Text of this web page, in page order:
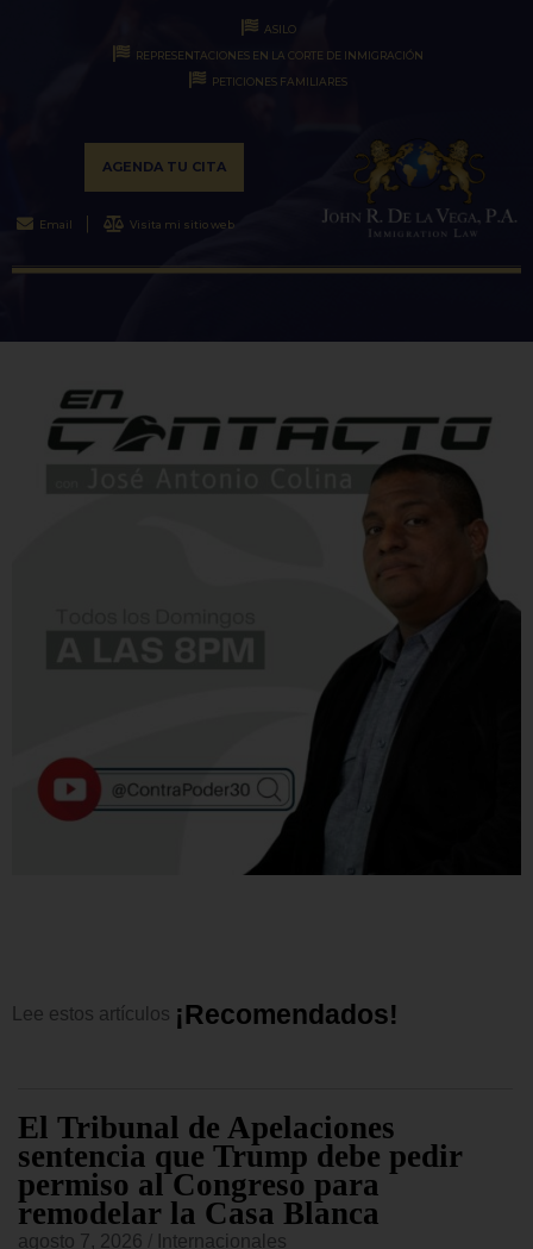
ASILO
REPRESENTACIONES EN LA CORTE DE INMIGRACIÓN
PETICIONES FAMILIARES
AGENDA TU CITA
Email Visita mi sitio web
Lee estos artículos ¡Recomend ad os!
El Tribunal de Apelaciones
sentencia que Trump debe pedir
permiso al Congreso para
remodelar la Casa Blanca
agosto 7, 2026 Internacionales